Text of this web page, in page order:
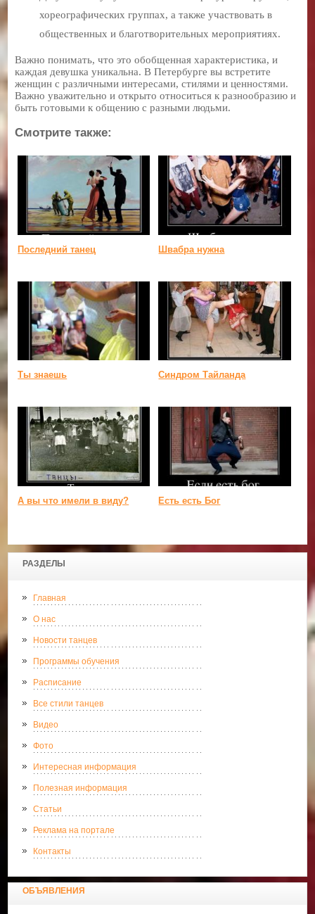
РАЗДЕЛЫ
Главная
О нас
Новости танцев
Программы обучения
Расписание
Все стили танцев
Видео
Фото
Интересная информация
Полезная информация
Статьи
Реклама на портале
Контакты
ОБЪЯВЛЕНИЯ
хореографических группах, а также участвовать в
общественных и благотворительных мероприятиях.
Важно понимать, что это обобщенная характеристика, и
каждая девушка уникальна. В Петербурге вы встретите
женщин с различными интересами, стилями и ценностями.
Важно уважительно и открыто относиться к разнообразию и
быть готовыми к общению с разными людьми.
Смотрите также:
Последний танец Швабра нужна
Ты знаешь Синдром Тайланда
А вы что имели в виду? Есть есть Бог